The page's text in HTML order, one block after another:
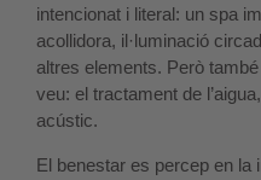
intencionat i literal: un spa
acollidora, il·luminació
altres elements. Però
veu: el tractament de
acústic.
El benestar es percep en la